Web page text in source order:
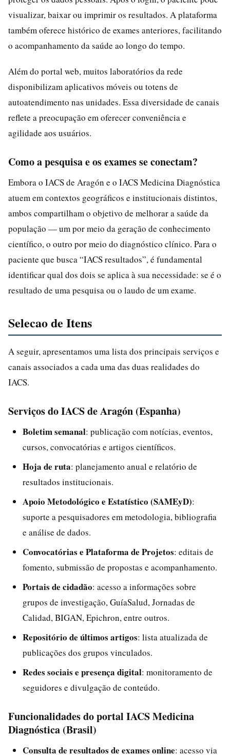
visualizar, baixar ou imprimir os resultados. A plataforma
também oferece histórico de exames anteriores, facilitando
o acompanhamento da saúde ao longo do tempo.
Além do portal web, muitos laboratórios da rede
disponibilizam aplicativos móveis ou totens de
autoatendimento nas unidades. Essa diversidade de canais
reflete a preocupação em oferecer conveniência e
agilidade aos usuários.
Como a pesquisa e os exames se conectam?
Embora o IACS de Aragón e o IACS Medicina Diagnóstica
atuem em contextos geográficos e institucionais distintos,
ambos compartilham o objetivo de melhorar a saúde da
população — um por meio da geração de conhecimento
científico, o outro por meio do diagnóstico clínico. Para o
paciente que busca “IACS resultados”, é fundamental
identificar qual dos dois se aplica à sua necessidade: se é o
resultado de uma pesquisa ou o laudo de um exame.
Selecao de Itens
A seguir, apresentamos uma lista dos principais serviços e
canais associados a cada uma das duas realidades do
IACS.
Serviços do IACS de Aragón (Espanha)
Boletim semanal: publicação com notícias, eventos,
cursos, convocatórias e artigos científicos.
Hoja de ruta: planejamento anual e relatório de
resultados institucionais.
Apoio Metodológico e Estatístico (SAMEyD):
suporte a pesquisadores em metodologia, bibliografia
e análise de dados.
Convocatórias e Plataforma de Projetos: editais de
fomento, submissão de propostas e acompanhamento.
Portais de cidadão: acesso a informações sobre
grupos de investigação, GuíaSalud, Jornadas de
Calidad, BIGAN, Epichron, entre outros.
Repositório de últimos artigos: lista atualizada de
publicações dos grupos vinculados.
Redes sociais e presença digital: monitoramento de
seguidores e divulgação de conteúdo.
Funcionalidades do portal IACS Medicina
Diagnóstica (Brasil)
Consulta de resultados de exames online: acesso via